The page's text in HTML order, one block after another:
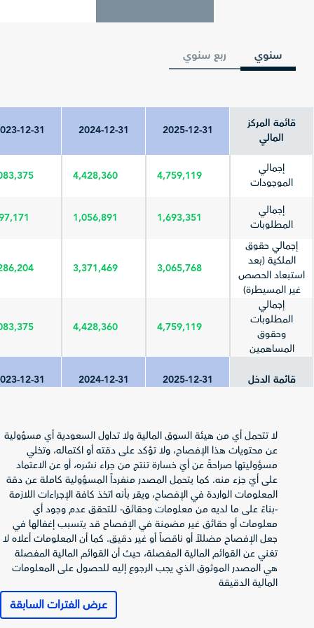
سنوي ربع سنوي
قائمة المركز
المالي
2025-12-31
2024-12-31
12-31
إجمالي
الموجودات
4,759,119
4,428,360
إجمالي
المطلوبات
1,693,351
1,056,891
إجمالي حقوق
الملكية (بعد
استبعاد الحصص
غير المسيطرة)
3,065,768
3,371,469
إجمالي
المطلوبات
وحقوق
المساهمين
4,759,119
4,428,360
قائمة الدخل 2025-12-31
2024-12-31
12-31
العمليات)
صافي الربح
(الخسارة) قبل
الزكاة والضريبة
-35,009
270,228
الزكاة وضريبة
الدخل
-13,503
-26,482
صافي الربح
(الخسارة) العائد
لمساهمي
المصدر
-48,512
243,746
256,014
لا تتحمل أي من هيئة السوق المالية ولا تداول السعودية أي مسؤولية
عن محتويات هذا الإفصاح، ولا تؤكد على دقته أو اكتماله، وتخلي
مسؤوليتها صراحةً عن أيّ خسارة تنتج من جراء نشره، أو عن الاعتماد
على أيّ جزء منه. كما يتحمل المصدر منفرداً المسؤولية كاملة عن دقة
المعلومات الواردة في الإفصاح، ويقر بأنه اتخذ كافة الإجراءات اللازمة
-بناءً على ما لديه من معلومات وحقائق- للتحقق عدم وجود أي
معلومات أو حقائق غير مضمنة في الإفصاح قد يتسبب إغفالها في
جعل الإفصاح مضللاً أو ناقصاً أو غير دقيق. كما أن المعلومات أعلاه لا
تغني عن القوائم المالية المفصلة، حيث أن القوائم المالية المفصلة
هي المصدر الموثوق الذي يجب الرجوع إليه للحصول على المعلومات
المالية الدقيقة
عرض الفترات السابقة